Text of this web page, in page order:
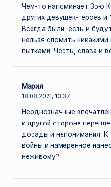
Чем-то напоминает Зою
других девушек-героев
Всегда были, есть и
нельзя сломить
пытками. Честь, слава и
Мария
18.08.2021, 13:37
Неоднозначные
к другой стороне
досады и непонимания. К
войны и намеренное
неживому?